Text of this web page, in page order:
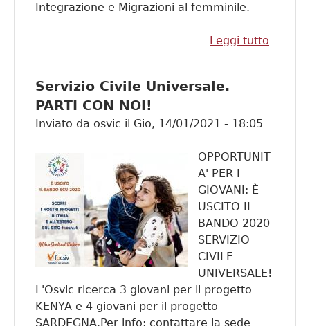
Integrazione e Migrazioni al femminile.
Leggi tutto
Servizio Civile Universale.
PARTI CON NOI!
Inviato da osvic il Gio, 14/01/2021 - 18:05
OPPORTUNIT
A' PER I
GIOVANI: È
USCITO IL
BANDO 2020
SERVIZIO
CIVILE
UNIVERSALE!
L'Osvic ricerca 3 giovani per il progetto
KENYA e 4 giovani per il progetto
SARDEGNA.Per info: contattare la sede